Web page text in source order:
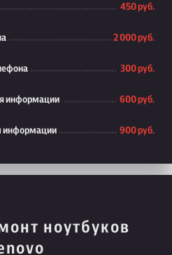
450 руб.
2 000 руб.
300 руб.
информации 600 руб.
информации 900 руб.
ноутбуков